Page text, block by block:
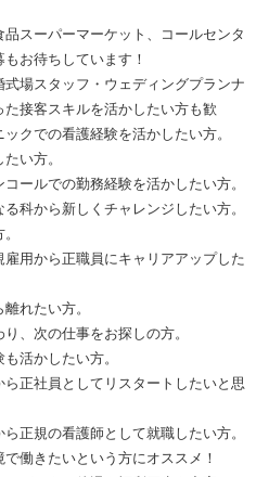
スーパーマーケット、コールセンタ
お待ちしています！
場スタッフ・ウェディングプランナ
接客スキルを活かしたい方も歓
クでの看護経験を活かしたい方。
い方。
ールでの勤務経験を活かしたい方。
科から新しくチャレンジしたい方。
用から正職員にキャリアアップした
れたい方。
、次の仕事をお探しの方。
活かしたい方。
正社員としてリスタートしたいと思
正規の看護師として就職したい方。
働きたいという方にオススメ！